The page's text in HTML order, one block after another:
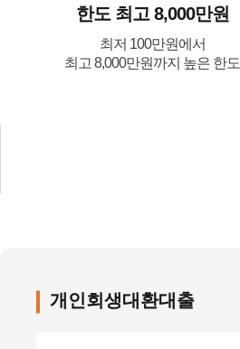
한도 최고 8,000만원
최저 100만원에서
최고 8,000만원까지 높은 한도
개인회생대환대출